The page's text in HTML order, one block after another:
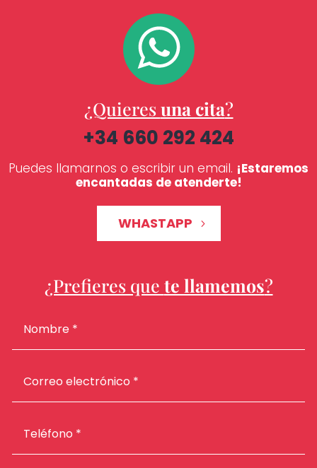
¿Quieresuna cita?
+34 660 292 424
Puedes llamarnos o escribir un email. ¡Estaremos
encantadas de atenderte!
WHASTAPP
¿Prefieres que te llamemos?